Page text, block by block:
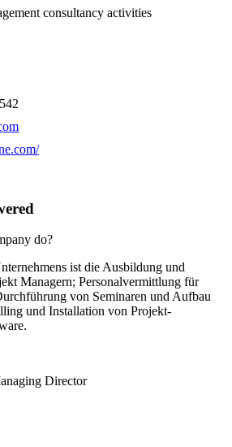
consultancy activities
do?
ist die Ausbildung und
Managern; Personalvermittlung für
von Seminaren und Aufbau
und Installation von Projekt-
Director